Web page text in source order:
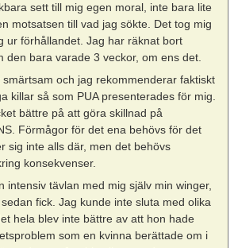
sett till mig egen moral, inte bara lite
motsatsen till vad jag sökte. Det tog mig
ur förhållandet. Jag har räknat bort
den bara varade 3 veckor, om ens det.
och jag rekommenderar faktiskt
killar så som PUA presenterades för mig.
bättre på att göra skillnad på
Förmågor för det ena behövs för det
sig inte alls där, men det behövs
konsekvenser.
intensiv tävlan med mig själv min winger,
fick. Jag kunde inte sluta med olika
hela blev inte bättre av att hon hade
som en kvinna berättade om i